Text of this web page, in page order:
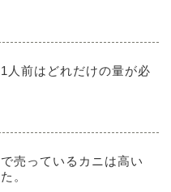
人前はどれだけの量が必
売っているカニは高い
。